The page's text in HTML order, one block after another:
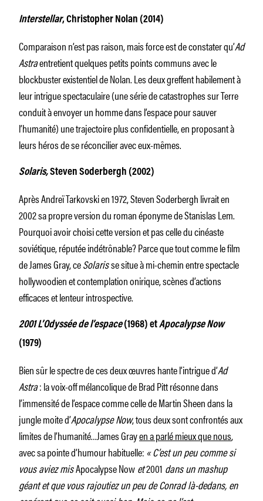
Interstellar, Christopher Nolan (2014)
Comparaison n’est pas raison, mais force est de constater qu’Ad
Astraentretient quelques petits points communs avec le
blockbuster existentiel de Nolan. Les deux greffent habilement à
leur intrigue spectaculaire (une série de catastrophes sur Terre
conduit à envoyer un homme dans l’espace pour sauver
l’humanité) une trajectoire plus confidentielle, en proposant à
leurs héros de se réconcilier avec eux-mêmes.
Solaris,Steven Soderbergh (2002)
Après Andreï Tarkovski en 1972, Steven Soderbergh livrait en
2002 sa propre version du roman éponyme de Stanislas Lem.
Pourquoi avoir choisi cette version et pas celle du cinéaste
soviétique, réputée indétrônable? Parce que tout comme le film
de James Gray, ceSolarisse situe à mi-chemin entre spectacle
hollywoodien et contemplation onirique, scènes d’actions
efficaces et lenteur introspective.
2001 L’Odyssée de l’espace(1968) etApocalypse Now
(1979)
Bien sûr le spectre de ces deux œuvres hante l’intrigue d’Ad
Astra: la voix-off mélancolique de Brad Pitt résonne dans
l’immensité de l’espace comme celle de Martin Sheen dans la
jungle moite d’Apocalypse Now, tous deux sont confrontés aux
limites de l’humanité…James Grayen a parlé mieux que nous,
avec sa pointe d’humour habituelle: « C’est un peu comme si
vous aviez misApocalypse Nowet2001 dans un mashup
géant et que vous rajoutiez un peu de Conrad là-dedans, en